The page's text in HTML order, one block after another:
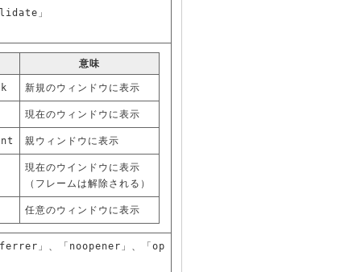
」
意味
新規のウィンドウに表示
現在のウィンドウに表示
親ウィンドウに表示
現在のウインドウに表示
（フレームは解除される）
任意のウィンドウに表示
」、「noopener」、「op